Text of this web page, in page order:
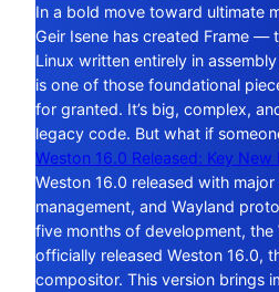
In a bold move toward ultimate
Geir Isene has created Frame —
Linux written entirely in
is one of those foundational
for granted. It’s big, complex,
legacy code. But what if
Weston 16.0 Released: Key New
Weston 16.0 released with
management, and Wayland
five months of development, the
officially released Weston 16.0,
compositor. This version brings